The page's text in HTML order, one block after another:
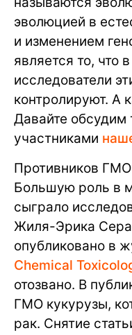
эволюцией в
и изменением
является то, что
исследователи
контролируют. А
Давайте обсудим
участниками
Противников
Большую роль в
сыграло
Жиля-Эрика
опубликовано в
Chemical
отозвано. В
ГМО кукурузы,
рак. Снятие